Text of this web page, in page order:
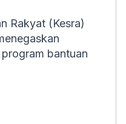
Rakyat (Kesra)
bantuan